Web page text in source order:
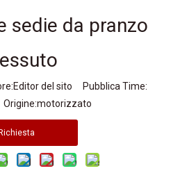
sedie da pranzo
del sito Pubblica Time:
motorizzato
Richiesta